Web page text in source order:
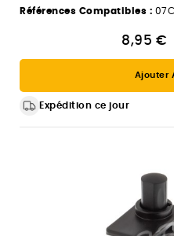
Références Compatibles :
8,95 €
Ajouter
Expédition ce jour